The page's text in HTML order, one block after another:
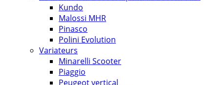
Kundo
Malossi MHR
Pinasco
Polini Evolution
Variateurs
Minarelli Scooter
Piaggio
Peugeot vertical